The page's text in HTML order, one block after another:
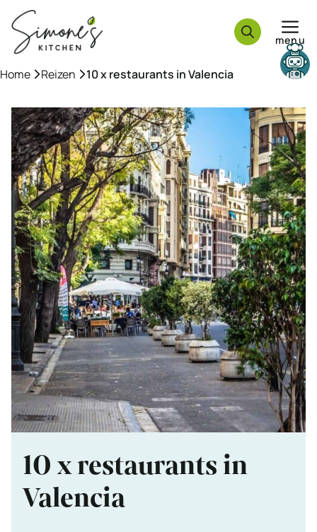
naar
inhoud
menu
Home »Reizen »10 x restaurants in Valencia
10 x restaurants in
Valencia
Need help?